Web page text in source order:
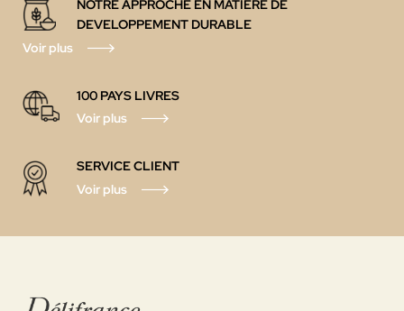
NOTRE APPROCHE EN MATIERE DE
DEVELOPPEMENT DURABLE
Voir plus
100 PAYS LIVRES
Voir plus
SERVICE CLIENT
Voir plus